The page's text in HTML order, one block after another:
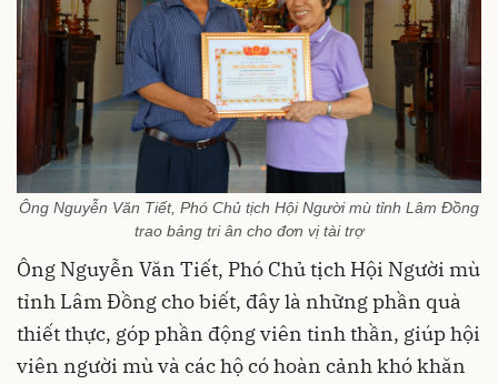
Ông Nguyễn Văn Tiết, Phó Chủ tịch Hội Người mù tỉnh Lâm Đồng
trao bảng tri ân cho đơn vị tài trợ
Ông Nguyễn Văn Tiết, Phó Chủ tịch Hội Người mù
tỉnh Lâm Đồng cho biết, đây là những phần quà
thiết thực, góp phần động viên tinh thần, giúp hội
viên người mù và các hộ có hoàn cảnh khó khăn